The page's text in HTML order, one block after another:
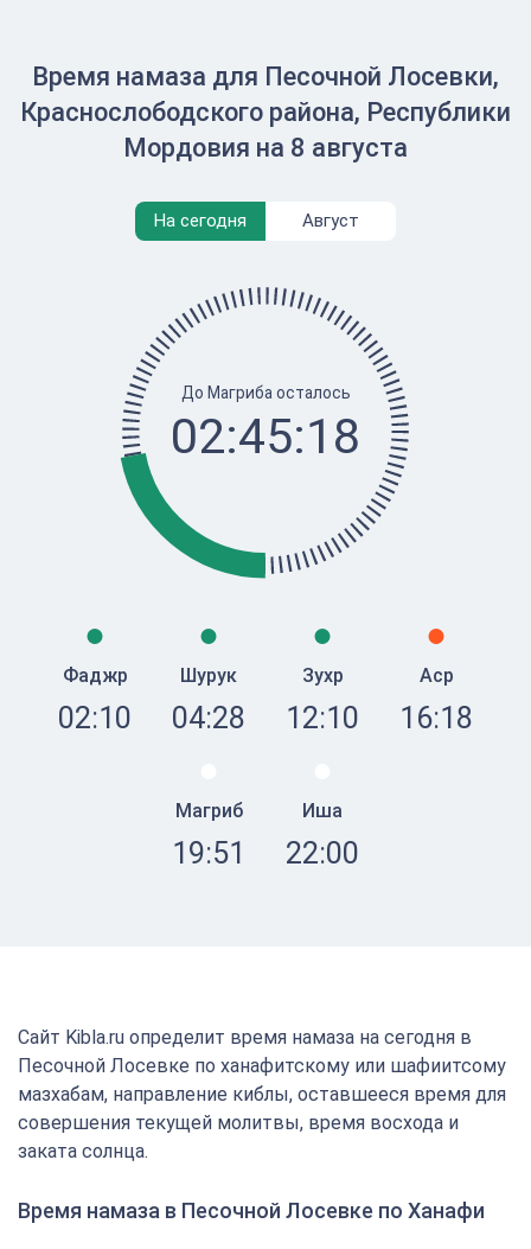
Время намаза для Песочной Лосевки,
Краснослободского района, Республики
Мордовия на 8 августа
На сегодня Август
До Магриба осталось
02:45:18
Фаджр
02:10
Шурук
04:28
Зухр
12:10
Аср
16:18
Магриб
19:51
Иша
22:00
Сайт Kibla.ru определит время намаза на сегодня в
Песочной Лосевке по ханафитскому или шафиитсому
мазхабам, направление киблы, оставшееся время для
совершения текущей молитвы, время восхода и
заката солнца.
Время намаза в Песочной Лосевке по Ханафи